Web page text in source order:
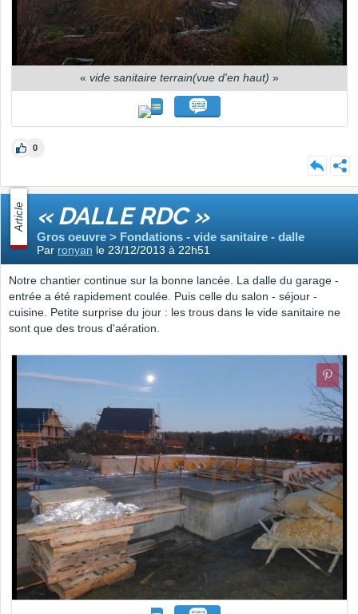
« vide sanitaire terrain(vue d'en haut) »
0
Article « DALLE RDC »
Gros oeuvre > Fondations - vide sanitaire - dalle
Par ronyan le 23/12/2013 à 22h51
Notre chantier continue sur la bonne lancée. La dalle du garage -
entrée a été rapidement coulée. Puis celle du salon - séjour -
cuisine. Petite surprise du jour : les trous dans le vide sanitaire ne
sont que des trous d'aération.